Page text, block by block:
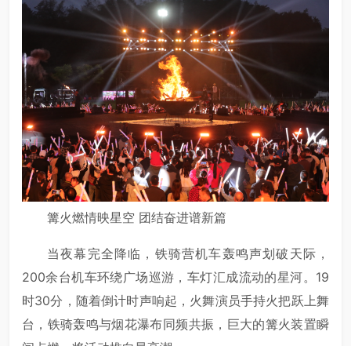
篝火燃情映星空 团结奋进谱新篇
当夜幕完全降临，铁骑营机车轰鸣声划破天际，
200余台机车环绕广场巡游，车灯汇成流动的星河。19
时30分，随着倒计时声响起，火舞演员手持火把跃上舞
台，铁骑轰鸣与烟花瀑布同频共振，巨大的篝火装置瞬